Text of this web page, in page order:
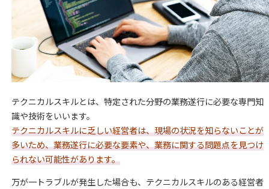
テクニカルスキルとは、特定された分野の業務遂行に必要な専門知
識や技術をいいます。
テクニカルスキルに乏しい経営者は、現場の状況を知らないことが
多いため、業務遂行に必要な要素や、業務に関する問題点を見つけ
られない可能性があります。
万が一トラブルが発生した場合も、テクニカルスキルのある経営者